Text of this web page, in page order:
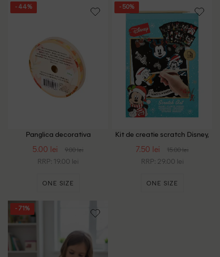
- 44%
Panglica decorativa
5.00 lei 9.00 lei
RRP: 19.00 lei
ONE SIZE
- 50%
Kit de creatie scratch Disney,
7.50 lei 15.00 lei
RRP: 29.00 lei
ONE SIZE
- 71%